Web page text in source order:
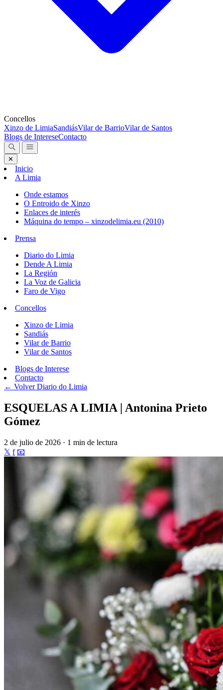
Concellos
Xinzo de LimiaSandiásVilar de BarrioVilar de Santos
Blogs de IntereseContacto
✕
Inicio
A Limia
Onde estamos
O Entroido de Xinzo
Enlaces de interés
Máquina do tempo – xinzodelimia.eu (2010)
Prensa
Diario do Limia
Dende A Limia
La Región
La Voz de Galicia
Faro de Vigo
Concellos
Xinzo de Limia
Sandiás
Vilar de Barrio
Vilar de Santos
Blogs de Interese
Contacto
← VolverDiario do Limia
ESQUELAS A LIMIA | Antonina Prieto
Gómez
2 de julio de 2026 · 1 min de lectura
𝕏 f 📧